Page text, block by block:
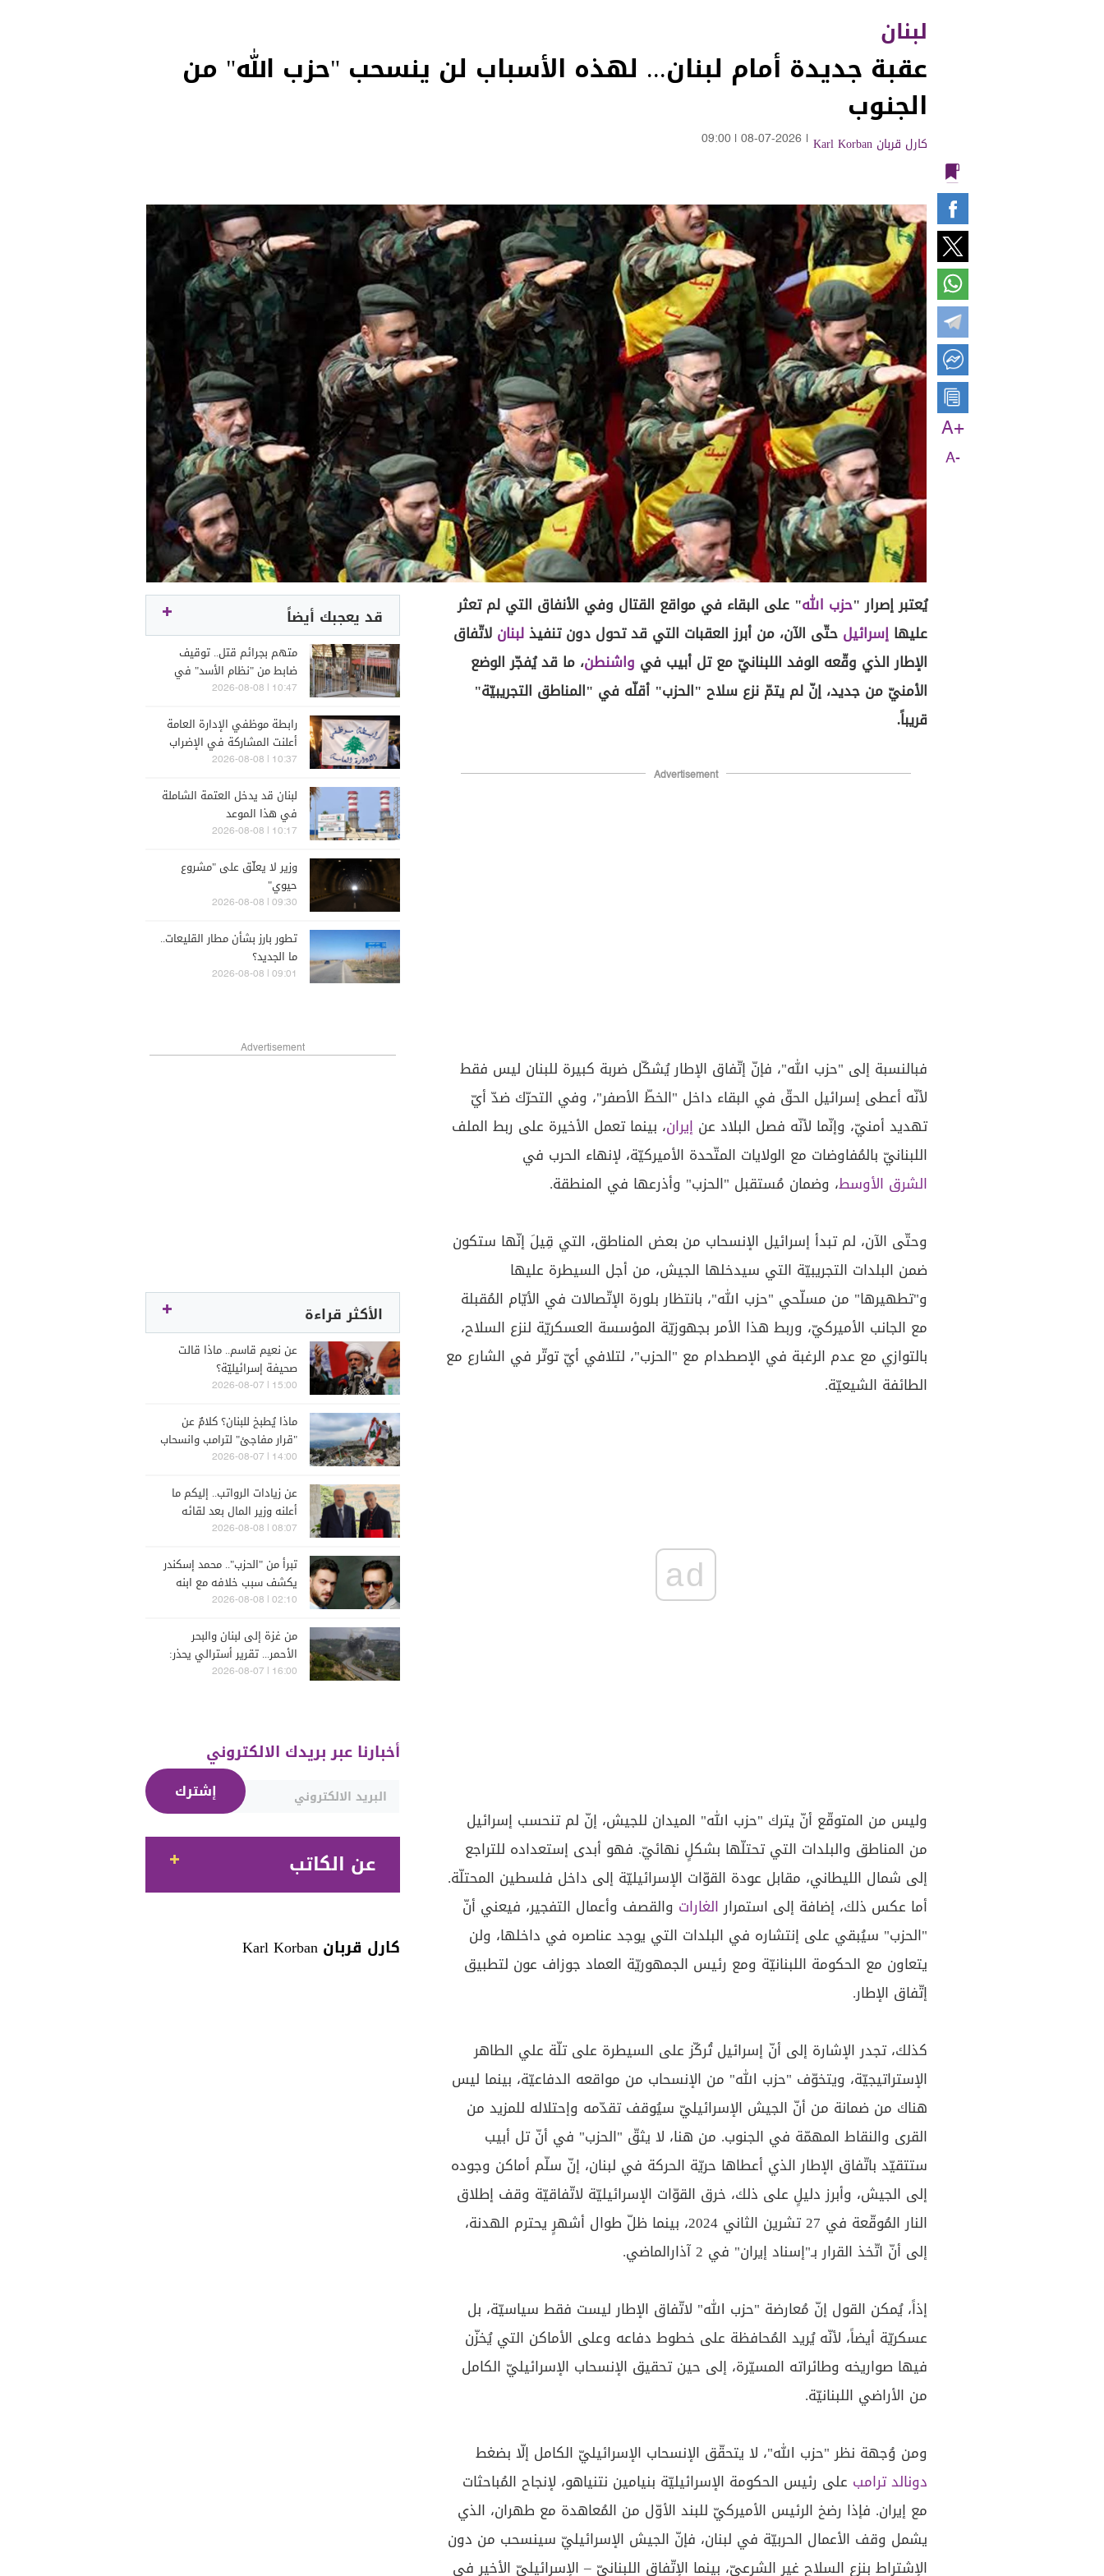
لبنان
عقبة جديدة أمام لبنان... لهذه الأسباب لن ينسحب "حزب الله" من
الجنوب
كارل قربان Karl Korban 08-07-2026
09:00
A+
A-
يُعتبر إصرار "حزب الله" على البقاء في مواقع القتال وفي الأنفاق التي لم تعثر
عليها إسرائيل حتّى الآن، من أبرز العقبات التي قد تحول دون تنفيذلبنان لاتّفاق
الإطار الذي وقّعه الوفد اللبنانيّ مع تل أبيب في واشنطن، ما قد يُفجّر الوضع
الأمنيّ من جديد، إنّ لم يتمّ نزع سلاح "الحزب" أقلّه في "المناطق التجريبيّة"
قريباً.
Advertisement
فبالنسبة إلى "حزب الله"، فإنّ إتّفاق الإطار يُشكّل ضربة كبيرة للبنان ليس فقط
لأنّه أعطى إسرائيل الحقّ في البقاء داخل "الخطّ الأصفر"، وفي التحرّك ضدّ أيّ
تهديد أمنيّ، وإنّما لأنّه فصل البلاد عن إيران، بينما تعمل الأخيرة على ربط الملف
اللبنانيّ بالمُفاوضات مع الولايات المتّحدة الأميركيّة، لإنهاء الحرب في
الشرق الأوسط، وضمان مُستقبل "الحزب" وأذرعها في المنطقة.
وحتّى الآن، لم تبدأ إسرائيل الإنسحاب من بعض المناطق، التي قِيلَ إنّها ستكون
ضمن البلدات التجريبيّة التي سيدخلها الجيش، من أجل السيطرة عليها
و"تطهيرها" من مسلّحي "حزب الله"، بانتظار بلورة الإتّصالات في الأيّام المُقبلة
مع الجانب الأميركيّ، وربط هذا الأمر بجهوزيّة المؤسسة العسكريّة لنزع السلاح،
بالتوازي مع عدم الرغبة في الإصطدام مع "الحزب"، لتلافي أيّ توتّر في الشارع مع
الطائفة الشيعيّة.
ad
وليس من المتوقّع أنّ يترك "حزب الله" الميدان للجيش، إنّ لم تنحسب إسرائيل
من المناطق والبلدات التي تحتلّها بشكلٍ نهائيّ. فهو أبدى إستعداده للتراجع
إلى شمال الليطاني، مقابل عودة القوّات الإسرائيليّة إلى داخل فلسطين المحتلّة.
أما عكس ذلك، إضافة إلى استمرارالغارات والقصف وأعمال التفجير، فيعني أنّ
"الحزب" سيُبقي على إنتشاره في البلدات التي يوجد عناصره في داخلها، ولن
يتعاون مع الحكومة اللبنانيّة ومع رئيس الجمهوريّة العماد جوزاف عون لتطبيق
إتّفاق الإطار.
كذلك، تجدر الإشارة إلى أنّ إسرائيل تُركّز على السيطرة على تلّة علي الطاهر
الإستراتيجيّة، ويتخوّف "حزب الله" من الإنسحاب من مواقعه الدفاعيّة، بينما ليس
هناك من ضمانة من أنّ الجيش الإسرائيليّ سيُوقف تقدّمه وإحتلاله للمزيد من
القرى والنقاط المهمّة في الجنوب. من هنا، لا يثقّ "الحزب" في أنّ تل أبيب
ستتقيّد باتّفاق الإطار الذي أعطاها حريّة الحركة في لبنان، إنّ سلّم أماكن وجوده
إلى الجيش، وأبرز دليلٍ على ذلك، خرق القوّات الإسرائيليّة لاتّفاقيّة وقف إطلاق
النار المُوقّعة في 27 تشرين الثاني 2024، بينما ظلّ طوال أشهرٍ يحترم الهدنة،
إلى أنّ اتّخذ القرار بـ"إسناد إيران" في 2 آذارالماضي.
إذاً، يُمكن القول إنّ مُعارضة "حزب الله" لاتّفاق الإطار ليست فقط سياسيّة، بل
عسكريّة أيضاً، لأنّه يُريد المُحافظة على خطوط دفاعه وعلى الأماكن التي يُخزّن
فيها صواريخه وطائراته المسيّرة، إلى حين تحقيق الإنسحاب الإسرائيليّ الكامل
من الأراضي اللبنانيّة.
ومن وُجهة نظر "حزب الله"، لا يتحقّق الإنسحاب الإسرائيليّ الكامل إلّا بضغط
دونالد ترامب على رئيس الحكومة الإسرائيليّة بنيامين نتنياهو، لإنجاح المُباحثات
مع إيران. فإذا رضخ الرئيس الأميركيّ للبند الأوّل من المُعاهدة مع طهران، الذي
يشمل وقف الأعمال الحربيّة في لبنان، فإنّ الجيش الإسرائيليّ سينسحب من دون
الإشتراط بنزع السلاح غير الشرعيّ، بينما الإتّفاق اللبنانيّ – الإسرائيليّ الأخير في
قد يعجبك أيضاً
متهم بجرائم قتل.. توقيف
ضابط من "نظام الأسد" في
لبنان
10:47 | 2026-08-08
رابطة موظفي الإدارة العامة
أعلنت المشاركة في الإضراب
العام الاثنين
10:37 | 2026-08-08
لبنان قد يدخل العتمة الشاملة
في هذا الموعد
10:17 | 2026-08-08
وزير لا يعلّق على "مشروع
حيوي"
09:30 | 2026-08-08
تطور بارز بشأن مطار القليعات..
ما الجديد؟
09:01 | 2026-08-08
Advertisement
الأكثر قراءة
عن نعيم قاسم.. ماذا قالت
صحيفة إسرائيليّة؟
15:00 | 2026-08-07
ماذا يُطبخ للبنان؟ كلامٌ عن
"قرار مفاجئ" لترامب وانسحاب
إسرائيل
14:00 | 2026-08-07
عن زيادات الرواتب.. إليكم ما
أعلنه وزير المال بعد لقائه
الراعي
08:07 | 2026-08-08
تبرأ من "الحزب".. محمد إسكندر
يكشف سبب خلافه مع ابنه
فارس (فيديو)
02:10 | 2026-08-08
من غزة إلى لبنان والبحر
الأحمر... تقرير أسترالي يحذر:
الشرق الأوسط يدخل أخطر
16:00 | 2026-08-07
أخبارنا عبر بريدك الالكتروني
إشترك
عن الكاتب
كارل قربان Karl Korban